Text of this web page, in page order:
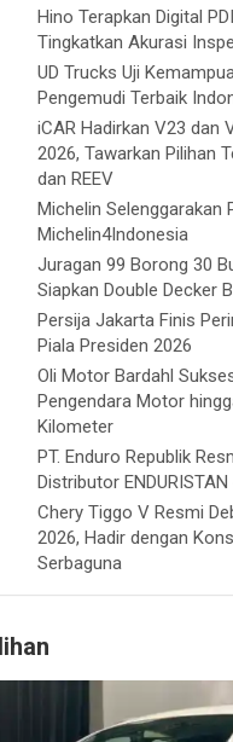
Hino Terapkan Digital
Tingkatkan Akurasi
UD Trucks Uji
Pengemudi Terbaik
iCAR Hadirkan V23 dan
2026, Tawarkan Pilihan
dan REEV
Michelin Selenggarakan
Michelin4Indonesia
Juragan 99 Borong 30
Siapkan Double Decker
Persija Jakarta Finis
Piala Presiden 2026
Oli Motor Bardahl
Pengendara Motor
Kilometer
PT. Enduro Republik
Distributor
Chery Tiggo V Resmi
2026, Hadir dengan
Serbaguna